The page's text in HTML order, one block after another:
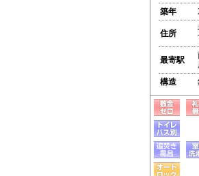
築年
住所
最寄駅
構造